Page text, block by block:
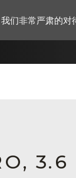
们非常严肃的